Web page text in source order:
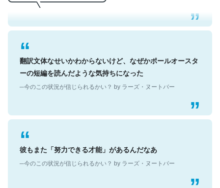
翻訳文体なせいかわからないけど、なぜかポールオースタ
ーの短編を読んだような気持ちになった
─今のこの状況が信じられるかい？ by ラーズ・ヌートバー
彼もまた「努力できる才能」があるんだなあ
─今のこの状況が信じられるかい？ by ラーズ・ヌートバー